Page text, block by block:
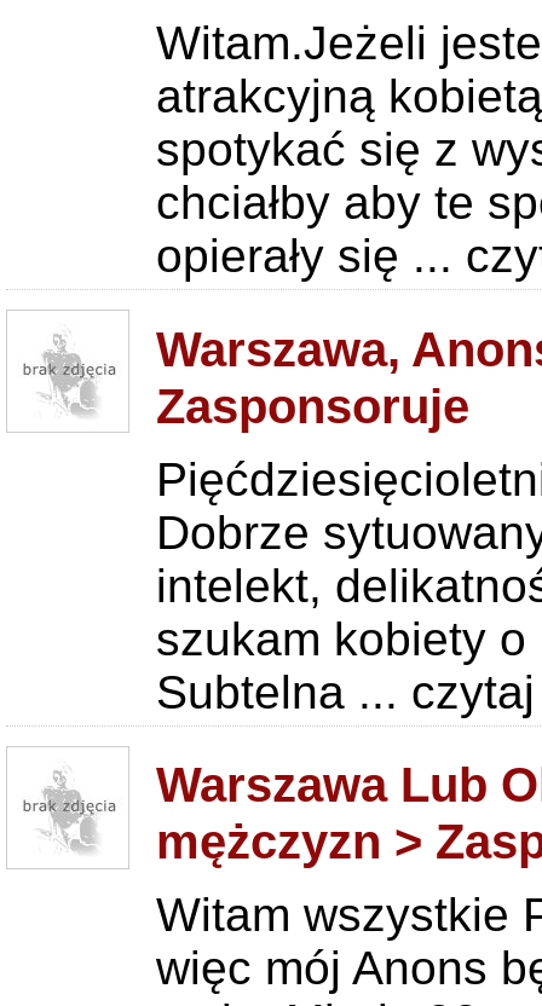
Witam.Jeżeli
atrakcyjną
spotykać się z
chciałby aby te
opierały się ...
Warszawa,
Zasponsoruje
Dobrze
intelekt,
szukam kobiety
Subtelna ...
Warszawa Lub
mężczyzn >
Witam wszystkie
więc mój Anons